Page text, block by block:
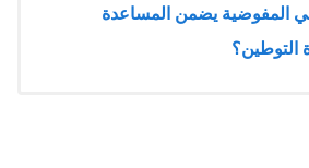
المفوضية يضمن المساعدة
التوطين؟